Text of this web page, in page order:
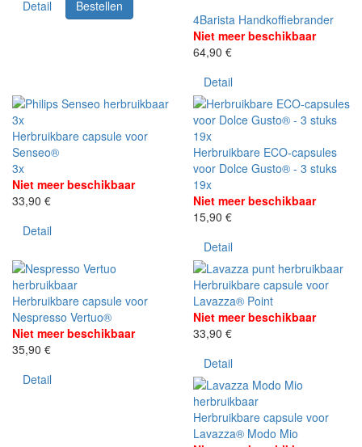
Detail
Bestellen
4Barista Handkoffiebrander
Niet meer beschikbaar
64,90 €
Detail
3x
Herbruikbare capsule voor
Senseo®
3x
Niet meer beschikbaar
33,90 €
Detail
19x
Herbruikbare ECO-capsules
voor Dolce Gusto® - 3 stuks
19x
Niet meer beschikbaar
15,90 €
Detail
Herbruikbare capsule voor
Nespresso Vertuo®
Niet meer beschikbaar
35,90 €
Detail
Herbruikbare capsule voor
Lavazza® Point
Niet meer beschikbaar
33,90 €
Detail
Herbruikbare capsule voor
Lavazza® Modo Mio